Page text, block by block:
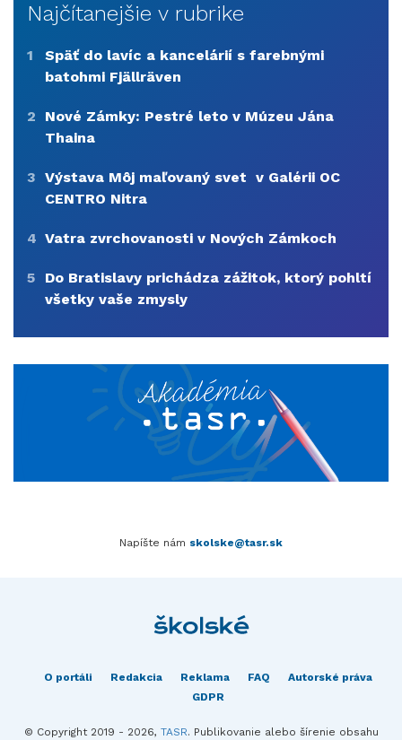
Najčítanejšie v rubrike
1
Späť do lavíc a kancelárií s farebnými
batohmi Fjällräven
2
Nové Zámky: Pestré leto v Múzeu Jána
Thaina
3 Výstava Môj maľovaný svet v Galérii OC
CENTRO Nitra
4 Vatra zvrchovanosti v Nových Zámkoch
5
Do Bratislavy prichádza zážitok, ktorý pohltí
všetky vaše zmysly
Napíšte nám skolske@tasr.sk
O portáli Redakcia Reklama FAQ
Autorské práva
GDPR
© Copyright 2019 - 2026, TASR. Publikovanie alebo šírenie obsahu